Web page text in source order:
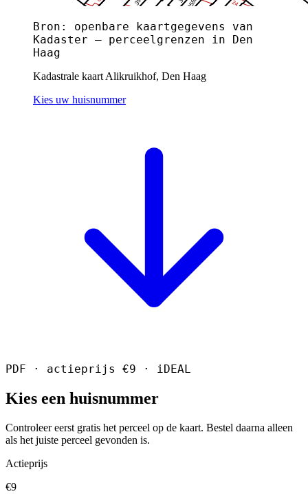
Bron: openbare kaartgegevens van
Kadaster — perceelgrenzen in Den
Haag
Kadastrale kaart Alikruikhof, Den Haag
Kies uw huisnummer
PDF · actieprijs €9 · iDEAL
Kies een huisnummer
Controleer eerst gratis het perceel op de kaart. Bestel daarna alleen
als het juiste perceel gevonden is.
Actieprijs
€9